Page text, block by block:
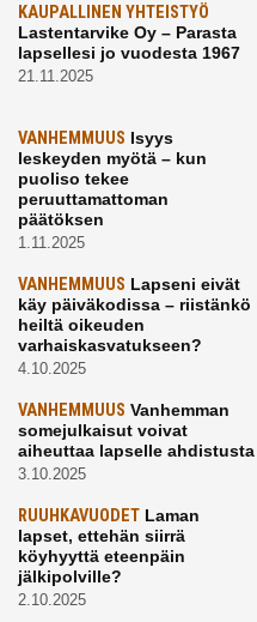
KAUPALLINEN YHTEISTYÖ
Lastentarvike Oy – Parasta
lapsellesi jo vuodesta 1967
21.11.2025
VANHEMMUUS Isyys
leskeyden myötä – kun
puoliso tekee
peruuttamattoman
päätöksen
1.11.2025
VANHEMMUUS Lapseni eivät
käy päiväkodissa – riistänkö
heiltä oikeuden
varhaiskasvatukseen?
4.10.2025
VANHEMMUUS Vanhemman
somejulkaisut voivat
aiheuttaa lapselle ahdistusta
3.10.2025
RUUHKAVUODET Laman
lapset, ettehän siirrä
köyhyyttä eteenpäin
jälkipolville?
2.10.2025